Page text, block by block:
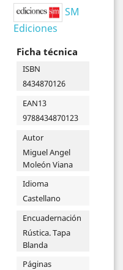
SM
Ediciones
Ficha técnica
ISBN
8434870126
EAN13
9788434870123
Autor
Miguel Angel
Moleón Viana
Idioma
Castellano
Encuadernación
Rústica. Tapa
Blanda
Páginas